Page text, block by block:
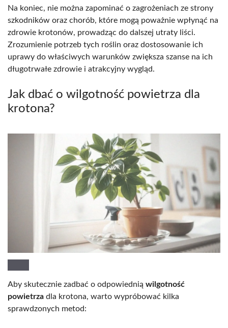
Na koniec, nie można zapominać o zagrożeniach ze strony
szkodników oraz chorób, które mogą poważnie wpłynąć na
zdrowie krotonów, prowadząc do dalszej utraty liści.
Zrozumienie potrzeb tych roślin oraz dostosowanie ich
uprawy do właściwych warunków zwiększa szanse na ich
długotrwałe zdrowie i atrakcyjny wygląd.
Jak dbać o wilgotność powietrza dla
krotona?
Aby skutecznie zadbać o odpowiednią wilgotność
powietrza dla krotona, warto wypróbować kilka
sprawdzonych metod: